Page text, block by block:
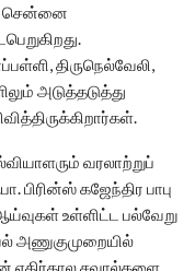
சென்னை
திருநெல்வேலி,
அடுத்தடுத்து
வரலாற்றுப்
பிரின்ஸ் கஜேந்திர பாபு
உள்ளிட்ட பல்வேறு
அணுகுமுறையில்
எதிர்கால சவால்களை